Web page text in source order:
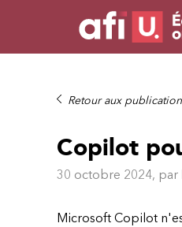
Retour aux
Copilot
30 octobre 2024, par
Microsoft Copilot